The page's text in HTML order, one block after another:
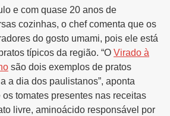
e com quase 20 anos de
cozinhas, o chef comenta que os
do gosto umami, pois ele está
típicos da região. “O Virado à
são dois exemplos de pratos
a dia dos paulistanos”, aponta
os tomates presentes nas receitas
livre, aminoácido responsável por